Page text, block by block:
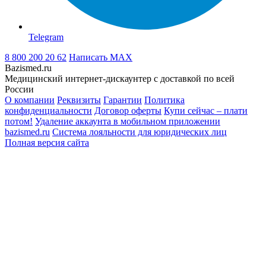
Telegram
8 800 200 20 62 Написать MAX
Bazismed.ru
Медицинский интернет-дискаунтер с доставкой по всей
России
О компании Реквизиты Гарантии Политика
конфиденциальности Договор оферты Купи сейчас – плати
потом! Удаление аккаунта в мобильном приложении
bazismed.ru Система лояльности для юридических лиц
Полная версия сайта